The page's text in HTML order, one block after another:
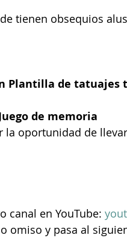
tienen obsequios
Plantilla de tatuajes
de memoria
la oportunidad de
canal en YouTube:
omiso y pasa al